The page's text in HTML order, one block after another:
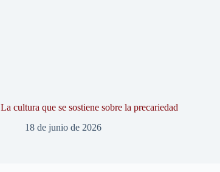
La cultura que se sostiene sobre la precariedad
18 de junio de 2026